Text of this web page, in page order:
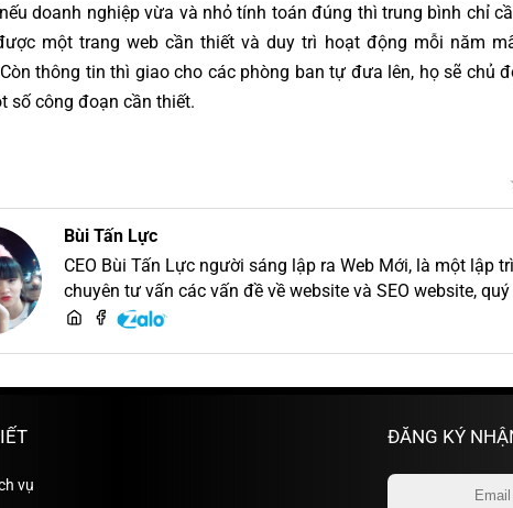
doanh nghiệp vừa và nhỏ tính toán đúng thì trung bình chỉ
một trang web cần thiết và duy trì hoạt động mỗi năm
thông tin thì giao cho các phòng ban tự đưa lên, họ sẽ chủ
số công đoạn cần thiết.
Bùi Tấn Lực
CEO Bùi Tấn Lực người sáng lập ra Web Mới, là một lập
chuyên tư vấn các vấn đề về website và SEO website,
thiết kế website
vụ
ĐĂNG KÝ